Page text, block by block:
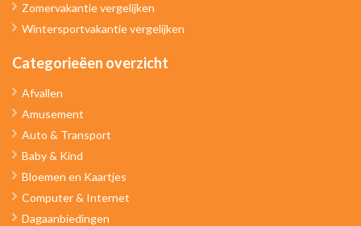
Zomervakantie vergelijken
Wintersportvakantie vergelijken
Categorieëen overzicht
Afvallen
Amusement
Auto & Transport
Baby & Kind
Bloemen en Kaartjes
Computer & Internet
Dagaanbiedingen